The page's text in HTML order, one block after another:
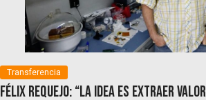
Transferencia
Félix Requejo: “La idea es extraer